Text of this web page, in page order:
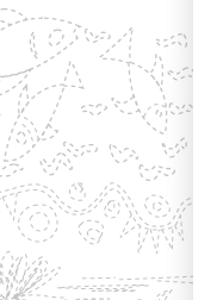
Skip
content